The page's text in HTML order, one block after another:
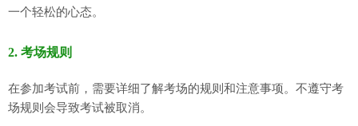
一个轻松的心态。
2. 考场规则
在参加考试前，需要详细了解考场的规则和注意事项。不遵守考
场规则会导致考试被取消。